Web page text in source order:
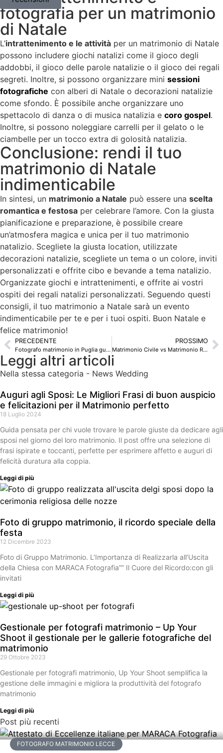
fotografia per un matrimonio
di Natale
L’intrattenimento e le attività per un matrimonio di Natale
possono includere giochi natalizi come il gioco degli
addobbi, il gioco delle parole natalizie o il gioco dei regali
segreti. Inoltre, si possono organizzare mini sessioni
fotografiche con alberi di Natale o decorazioni natalizie
come sfondo. È possibile anche organizzare uno
spettacolo di danza o di musica natalizia e coro gospel.
Inoltre, si possono noleggiare carrelli per il gelato o le
ciambelle per un tocco extra di golosità natalizia.
Conclusione: rendi il tuo
matrimonio di Natale
indimenticabile
In sintesi, un matrimonio a Natale può essere una scelta
romantica e festosa per celebrare l’amore. Con la giusta
pianificazione e preparazione, è possibile creare
un’atmosfera magica e unica per il tuo matrimonio
natalizio. Scegliete la giusta location, utilizzate
decorazioni natalizie, scegliete un tema o un colore, inviti
personalizzati e offrite cibo e bevande a tema natalizio.
Organizzate giochi e intrattenimenti, e offrite ai vostri
ospiti dei regali natalizi personalizzati. Seguendo questi
consigli, il tuo matrimonio a Natale sarà un evento
indimenticabile per te e per i tuoi ospiti. Buon Natale e
felice matrimonio!
PRECEDENTE
Fotografo matrimonio in Puglia guida per la scelta migliore
PROSSIMO
Matrimonio Civile vs Matrimonio Religioso: Qual è la differenza?
Leggi altri articoli
Nella stessa categoria - News Wedding
Auguri agli Sposi: Le Migliori Frasi di buon auspicio
e felicitazioni per il Matrimonio perfetto
18 Luglio 2024
Guida pensata per chi vuole trovare le parole giuste da dedicare agli
sposi nel giorno del loro matrimonio. Il post offre una selezione di
frasi ispirate e toccanti, perfette per esprimere affetto e auguri di
felicità duratura alla coppia.
Leggi di più
Foto di gruppo matrimonio, il ricordo speciale della
festa
12 Dicembre 2023
Foto di Gruppo Matrimonio. L’Importanza di Realizzarla all’Uscita
della Chiesa con MARACA Fotografia”” Il Cuore del Ricordo:con gli
invitati
Leggi di più
Gestionale per fotografi matrimonio – Up Your
Shoot il gestionale per le gallerie fotografiche del
matrimonio
29 Ottobre 2023
Gestionale per fotografi matrimonio, Up Your Shoot semplifica la
gestione delle immagini e migliora la produttività del fotografo
matrimonio
Leggi di più
Post più recenti
FOTOGRAFO MATRIMONIO LECCE